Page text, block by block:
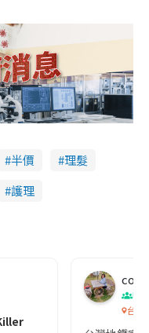
半價
理髮
護理
co
吹
台灣